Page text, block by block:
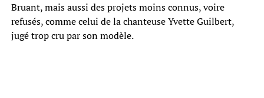
Bruant, mais aussi des projets moins connus, voire
refusés, comme celui de la chanteuse Yvette Guilbert,
jugé trop cru par son modèle.